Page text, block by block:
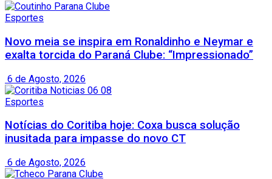
Esportes
Novo meia se inspira em Ronaldinho e Neymar e
exalta torcida do Paraná Clube: “Impressionado”
6 de Agosto, 2026
Esportes
Notícias do Coritiba hoje: Coxa busca solução
inusitada para impasse do novo CT
6 de Agosto, 2026